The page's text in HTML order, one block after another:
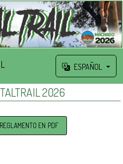
ESPAÑOL
2026
EN PDF